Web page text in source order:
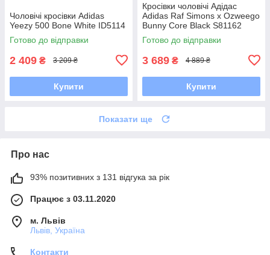
Чоловічі кросівки Adidas
Yeezy 500 Bone White ID5114
Готово до відправки
2 409 ₴ 3 209 ₴
Купити
Кросівки чоловічі Адідас
Adidas Raf Simons x Ozweego
Bunny Core Black S81162
Готово до відправки
3 689 ₴ 4 889 ₴
Купити
Показати ще
Про нас
93% позитивних з 131 відгука за рік
Працює з 03.11.2020
м. Львів
Львів, Україна
Контакти